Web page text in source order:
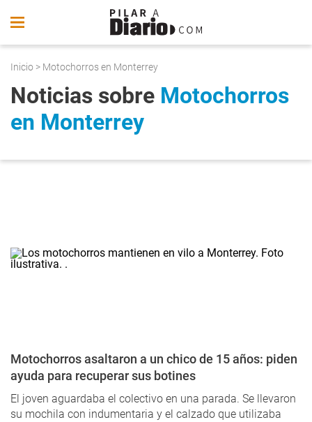
Inicio > Motochorros en Monterrey
Noticias sobre Motochorros
en Monterrey
Motochorros asaltaron a un chico de 15 años: piden
ayuda para recuperar sus botines
El joven aguardaba el colectivo en una parada. Se llevaron
su mochila con indumentaria y el calzado que utilizaba